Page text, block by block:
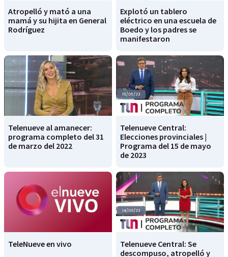
Atropelló y mató a una
mamá y su hijita en General
Rodríguez
Explotó un tablero
eléctrico en una escuela de
Boedo y los padres se
manifestaron
Telenueve al amanecer:
programa completo del 31
de marzo del 2022
Telenueve Central:
Elecciones provinciales |
Programa del 15 de mayo
de 2023
TeleNueve en vivo
Telenueve Central: Se
descompuso, atropelló y